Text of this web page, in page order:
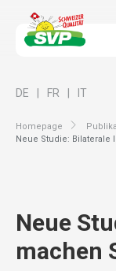
Homepage
Neue Studie:
DE FR IT
Neue
machen